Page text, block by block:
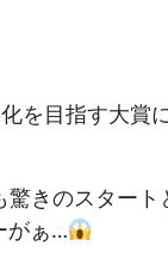
を目指す大賞
驚きのスタート
がぁ…